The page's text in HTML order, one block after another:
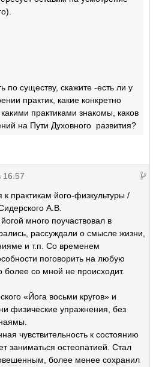
по существу, скажите -есть ли у
практик, какие конкретно
практиками знакомы, каков
на Пути Духовного развития?
16:57
практикам його-физкультуры /
А.В.
много поучаствовал в
рассуждали о смысле жизни,
и т.п. Со временем
поговорить на любую
более со мной не происходит.
«Йога восьми кругов» и
физические упражнения, без
чувствительность к состоянию
заниматься остеопатией. Стал
более менее сохранил